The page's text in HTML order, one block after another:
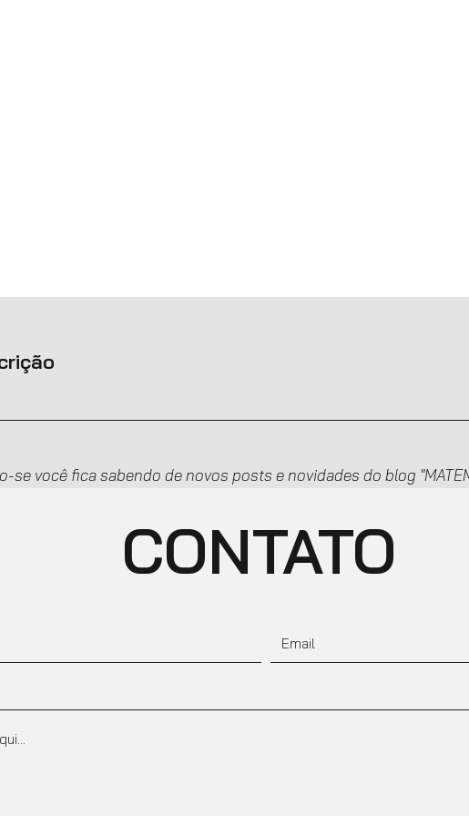
se você fica sabendo de novos posts e novidades do blog
CONTATO